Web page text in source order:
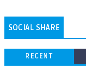
SOCIAL SHARE
RECENT